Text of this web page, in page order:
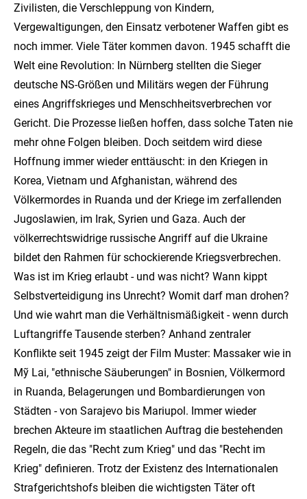
Zivilisten, die Verschleppung von Kindern,
Vergewaltigungen, den Einsatz verbotener Waffen gibt es
noch immer. Viele Täter kommen davon. 1945 schafft die
Welt eine Revolution: In Nürnberg stellten die Sieger
deutsche NS-Größen und Militärs wegen der Führung
eines Angriffskrieges und Menschheitsverbrechen vor
Gericht. Die Prozesse ließen hoffen, dass solche Taten nie
mehr ohne Folgen bleiben. Doch seitdem wird diese
Hoffnung immer wieder enttäuscht: in den Kriegen in
Korea, Vietnam und Afghanistan, während des
Völkermordes in Ruanda und der Kriege im zerfallenden
Jugoslawien, im Irak, Syrien und Gaza. Auch der
völkerrechtswidrige russische Angriff auf die Ukraine
bildet den Rahmen für schockierende Kriegsverbrechen.
Was ist im Krieg erlaubt - und was nicht? Wann kippt
Selbstverteidigung ins Unrecht? Womit darf man drohen?
Und wie wahrt man die Verhältnismäßigkeit - wenn durch
Luftangriffe Tausende sterben? Anhand zentraler
Konflikte seit 1945 zeigt der Film Muster: Massaker wie in
Mỹ Lai, "ethnische Säuberungen" in Bosnien, Völkermord
in Ruanda, Belagerungen und Bombardierungen von
Städten - von Sarajevo bis Mariupol. Immer wieder
brechen Akteure im staatlichen Auftrag die bestehenden
Regeln, die das "Recht zum Krieg" und das "Recht im
Krieg" definieren. Trotz der Existenz des Internationalen
Strafgerichtshofs bleiben die wichtigsten Täter oft